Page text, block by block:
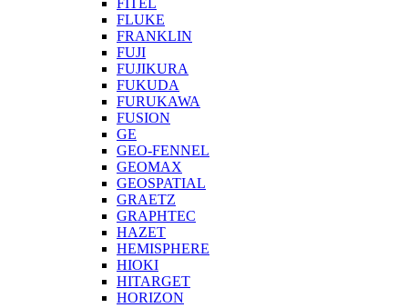
FLUKE
FRANKLIN
FUJI
FUJIKURA
FUKUDA
FURUKAWA
FUSION
GE
GEO-FENNEL
GEOMAX
GEOSPATIAL
GRAETZ
GRAPHTEC
HAZET
HEMISPHERE
HIOKI
HITARGET
HORIZON